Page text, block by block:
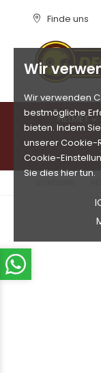
Wir
Wir verwenden
bestmögliche
bieten. Indem
unserer Cookie-
Cookie-
Sie dies hier tun.
Finde uns
HELMET